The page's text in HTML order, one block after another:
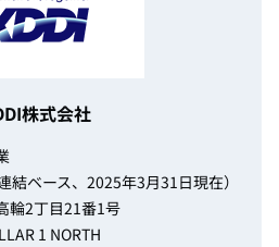
株式会社
結ベース、2025年3月31日現在）
輪2丁目21番1号
1 NORTH